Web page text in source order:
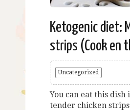
Ketogenic diet:
strips (Cook en
Uncategorized
You can eat this dish
tender chicken